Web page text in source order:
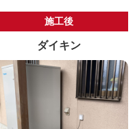
施工後
ダイキン